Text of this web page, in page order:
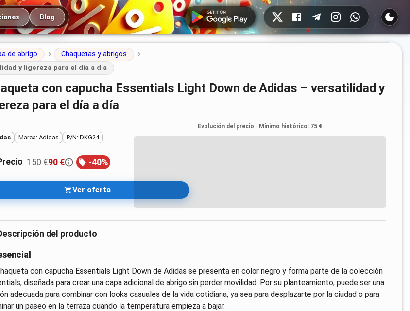
Blog
Redes sociales
de abrigo
Chaquetas y abrigos
y ligereza para el día a día
para el día a día
Marca: Adidas P/N: DKG24
150 €90 € -40%
Ver oferta
Evolución del precio · Mínimo histórico: 75 €
del producto
con capucha Essentials Light Down de Adidas se presenta en color negro y forma parte de la colección
diseñada para crear una capa adicional de abrigo sin perder movilidad. Por su planteamiento, puede ser una
adecuada para combinar con looks casuales de la vida cotidiana, ya sea para desplazarte por la ciudad o para
un paseo en la terraza cuando la temperatura empieza a bajar.